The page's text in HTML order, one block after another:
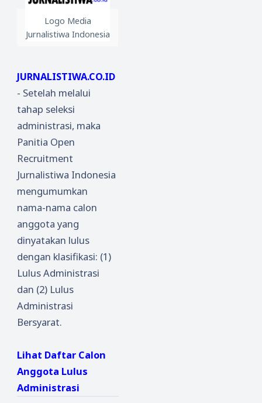
Logo Media
Jurnalistiwa Indonesia
JURNALISTIWA.CO.ID
- Setelah melalui
tahap seleksi
administrasi, maka
Panitia Open
Recruitment
Jurnalistiwa Indonesia
mengumumkan
nama-nama calon
anggota yang
dinyatakan lulus
dengan klasifikasi: (1)
Lulus Administrasi
dan (2) Lulus
Administrasi
Bersyarat.
Lihat Daftar Calon
Anggota Lulus
Administrasi